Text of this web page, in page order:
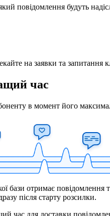
повідомлення будуть
на заявки та запитання
час
в момент його
бази отримає
після старту розсилки.
час для доставки